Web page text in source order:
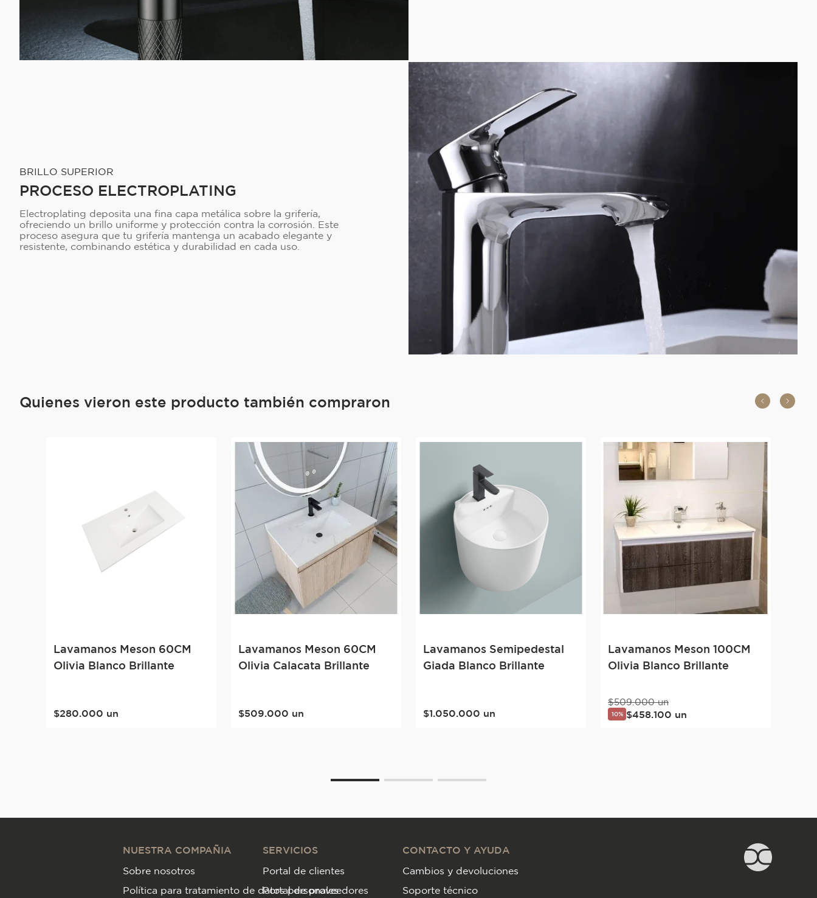
BRILLO SUPERIOR
PROCESO ELECTROPLATING
Electroplating deposita una fina capa metálica sobre la grifería,
ofreciendo un brillo uniforme y protección contra la corrosión. Este
proceso asegura que tu grifería mantenga un acabado elegante y
resistente, combinando estética y durabilidad en cada uso.
Quienes vieron este producto también compraron
Lavamanos Meson 60CM
Olivia Blanco Brillante
$280.000 un
Lavamanos Meson 60CM
Olivia Calacata Brillante
$509.000 un
Lavamanos Semipedestal
Giada Blanco Brillante
$1.050.000 un
Lavamanos Meson 100CM
Olivia Blanco Brillante
$509.000 un
10% $458.100 un
NUESTRA COMPAÑIA
Sobre nosotros
Política para tratamiento de datos personales
SERVICIOS
Portal de clientes
Portal de proveedores
CONTACTO Y AYUDA
Cambios y devoluciones
Soporte técnico